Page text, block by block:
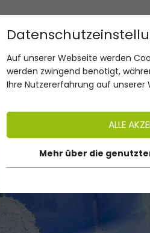
Auf unserer Webseite werden
werden zwingend benötigt,
Ihre Nutzererfahrung auf unserer
ALLE
Mehr über die